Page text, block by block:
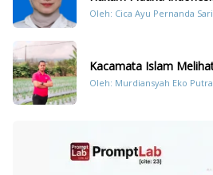
Oleh: Cica Ayu Pernanda Sari
Kacamata Islam
Oleh: Murdiansyah Eko Putra